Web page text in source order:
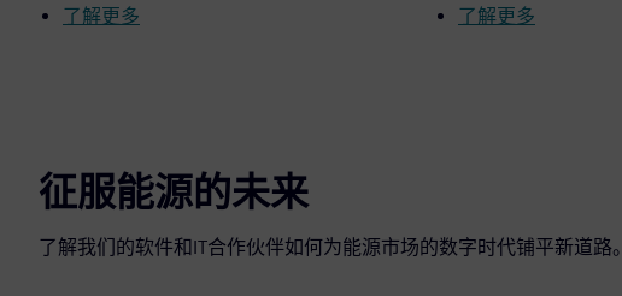
了解更多
了解更多
征服能源的未来
了解我们的软件和IT合作伙伴如何为能源市场的数字时代铺平新道路。